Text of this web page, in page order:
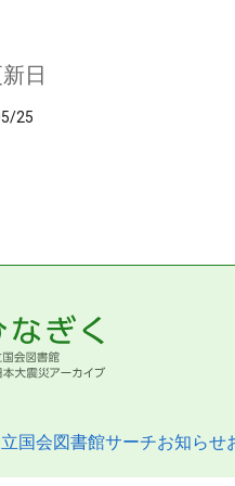
日
25
国会図書館サーチお知らせ